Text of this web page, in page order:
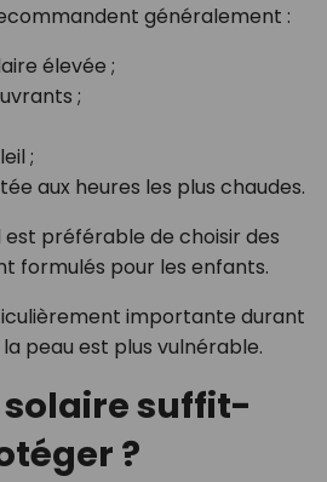
généralement :
élevée ;
;
;
aux heures les plus chaudes.
est préférable de choisir des
formulés pour les enfants.
importante durant
peau est plus vulnérable.
solaire suffit-
?